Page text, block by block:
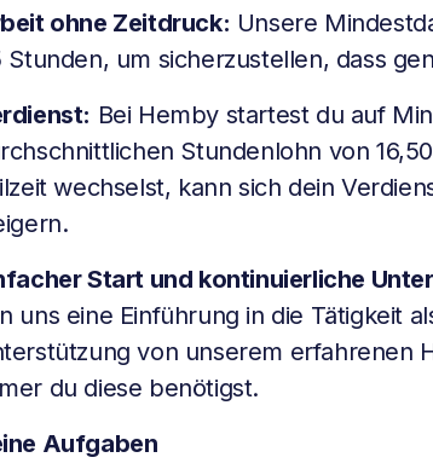
ohne Zeitdruck: Unsere
Stunden, um sicherzustellen, dass
Bei Hemby startest du auf
Stundenlohn von
wechselst, kann sich dein
Start und kontinuierliche
uns eine Einführung in die Tätigkeit
von unserem erfahrenen
du diese benötigst.
Aufgaben